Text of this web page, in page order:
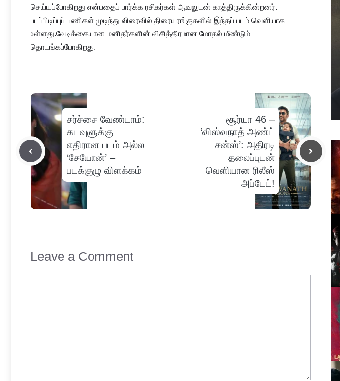
செய்யப்போகிறது என்பதைப் பார்க்க ரசிகர்கள் ஆவலுடன் காத்திருக்கின்றனர்.
படப்பிடிப்புப் பணிகள் முடிந்து விரைவில் திரையரங்குகளில் இந்தப் படம் வெளியாக
உள்ளது.வேடிக்கையான மனிதர்களின் விசித்திரமான மோதல் மீண்டும்
தொடங்கப்போகிறது.
சர்ச்சை வேண்டாம்:
கடவுளுக்கு
எதிரான படம் அல்ல
‘சேயோன்’ –
படக்குழு விளக்கம்
சூர்யா 46 –
‘விஸ்வநாத் அண்ட்
சன்ஸ்’: அதிரடி
தலைப்புடன்
வெளியான ரிலீஸ்
அப்டேட்!
Leave a Comment